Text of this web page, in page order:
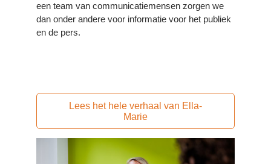
een team van communicatiemensen zorgen we
dan onder andere voor informatie voor het publiek
en de pers.
Lees het hele verhaal van Ella-
Marie